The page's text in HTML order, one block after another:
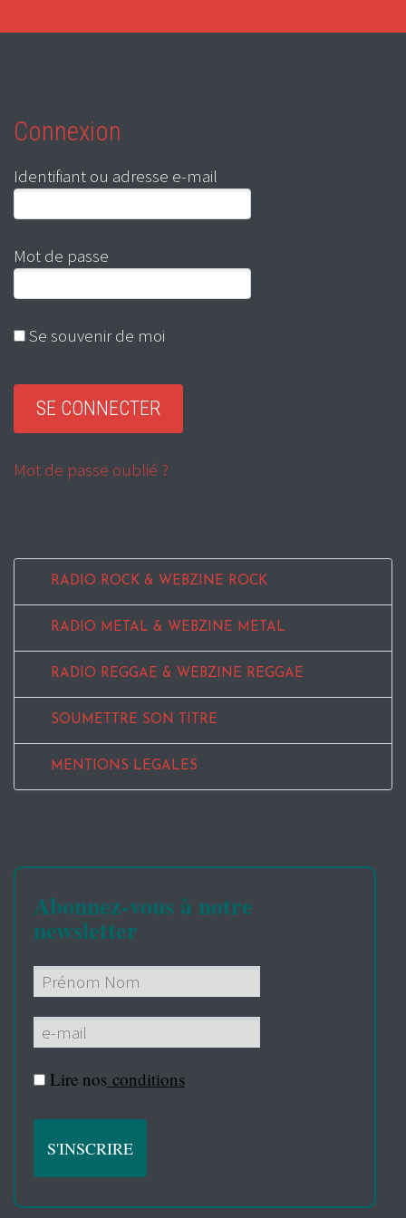
Connexion
Identifiant ou adresse e-mail
Mot de passe
Se souvenir de moi
Mot de passe oublié ?
RADIO ROCK & WEBZINE ROCK
RADIO METAL & WEBZINE METAL
RADIO REGGAE & WEBZINE REGGAE
SOUMETTRE SON TITRE
MENTIONS LEGALES
Abonnez-vous à notre
newsletter
Lire nos conditions